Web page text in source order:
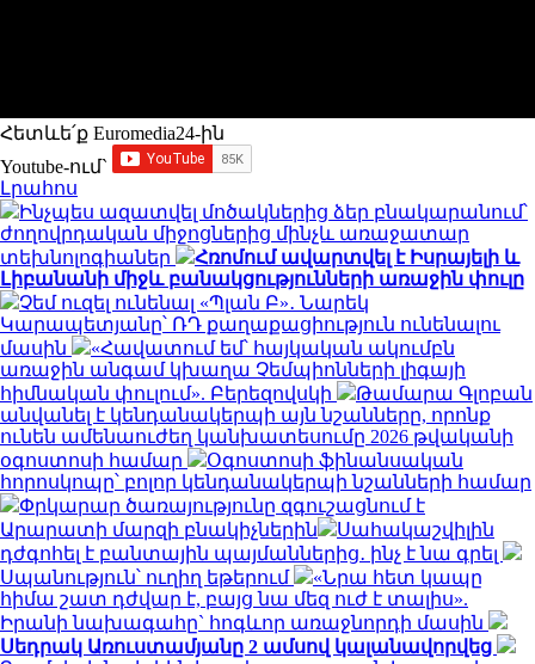
Հետևե՛ք Euromedia24-ին
Youtube-ում`
Լրահոս
Ինչպես ազատվել մոծակներից ձեր բնակարանում՝
ժողովրդական միջոցներից մինչև առաջատար
տեխնոլոգիաներ
Հռոմում ավարտվել է Իսրայելի և
Լիբանանի միջև բանակցությունների առաջին փուլը
Չեմ ուզել ունենալ «Պլան Բ»․ Նարեկ
Կարապետյանը՝ ՌԴ քաղաքացիություն ունենալու
մասին
«Հավատում եմ՝ հայկական ակումբն
առաջին անգամ կխաղա Չեմպիոնների լիգայի
հիմնական փուլում». Բերեզովսկի
Թամարա Գլոբան
անվանել է կենդանակերպի այն նշանները, որոնք
ունեն ամենաուժեղ կանխատեսումը 2026 թվականի
օգոստոսի համար
Օգոստոսի ֆինանսական
հորոսկոպը՝ բոլոր կենդանակերպի նշանների համար
Փրկարար ծառայությունը զգուշացնում է
Արարատի մարզի բնակիչներին
Սահակաշվիլին
դժգոհել է բանտային պայմաններից․ ինչ է նա գրել
Սպանություն՝ ուղիղ եթերում
«Նրա հետ կապը
հիմա շատ դժվար է, բայց նա մեզ ուժ է տալիս».
Իրանի նախագահը` հոգևոր առաջնորդի մասին
Սեդրակ Առուստամյանը 2 ամսով կալանավորվեց